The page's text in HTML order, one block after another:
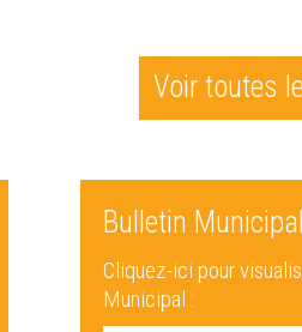
Voir toutes
Bulletin
Cliquez-ici pour
Municipal :